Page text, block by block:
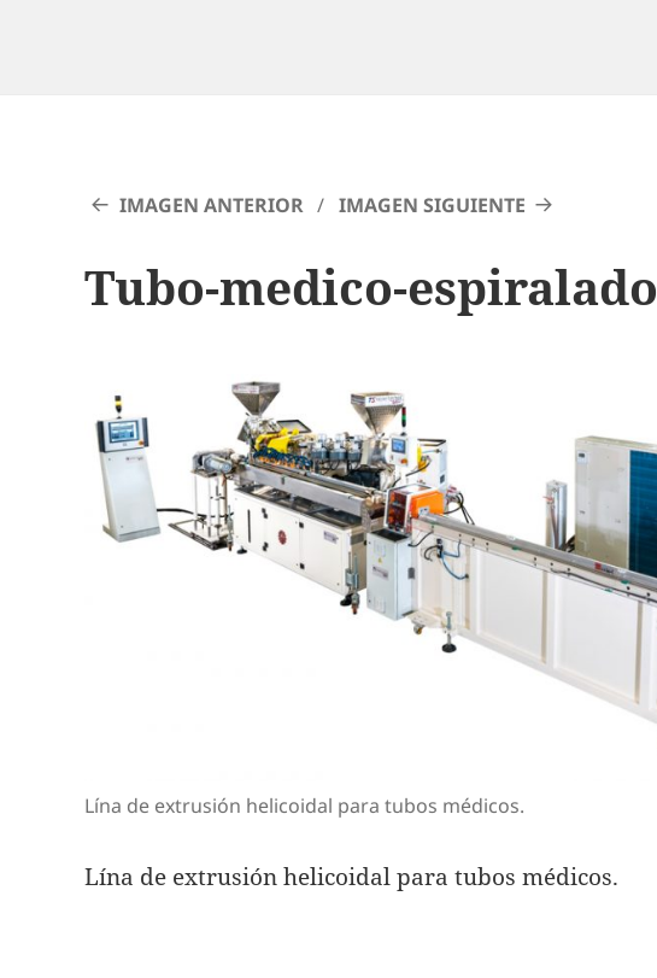
IMAGEN ANTERIOR IMAGEN SIGUIENTE
Tubo-medico-espiralado
Lína de extrusión helicoidal para tubos médicos.
Lína de extrusión helicoidal para tubos médicos.